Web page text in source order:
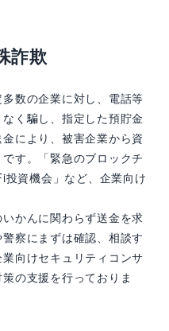
詐欺
数の企業に対し、電話等
く騙し、指定した預貯金
により、被害企業から資
す。「緊急のブロックチ
資機会」など、企業向け
かんに関わらず送金を求
察にまずは確認、相談す
向けセキュリティコンサ
の支援を行っておりま